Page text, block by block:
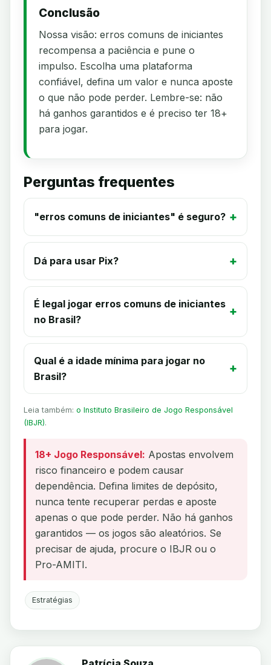
Conclusão
Nossa visão: erros comuns de iniciantes
recompensa a paciência e pune o
impulso. Escolha uma plataforma
confiável, defina um valor e nunca aposte
o que não pode perder. Lembre-se: não
há ganhos garantidos e é preciso ter 18+
para jogar.
Perguntas frequentes
"erros comuns de iniciantes" é seguro?
Dá para usar Pix?
É legal jogar erros comuns de iniciantes
no Brasil?
Qual é a idade mínima para jogar no
Brasil?
Leia também: o Instituto Brasileiro de Jogo Responsável
(IBJR).
18+ Jogo Responsável: Apostas envolvem
risco financeiro e podem causar
dependência. Defina limites de depósito,
nunca tente recuperar perdas e aposte
apenas o que pode perder. Não há ganhos
garantidos — os jogos são aleatórios. Se
precisar de ajuda, procure o IBJR ou o
Pro-AMITI.
Estratégias